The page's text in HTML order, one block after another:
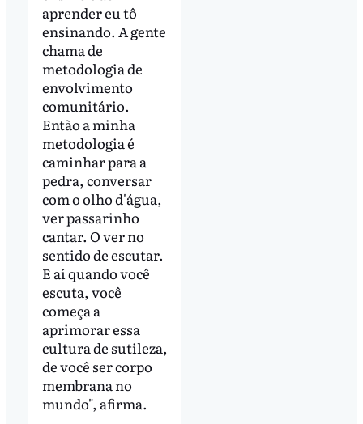
aprender eu tô
ensinando. A gente
chama de
metodologia de
envolvimento
comunitário.
Então a minha
metodologia é
caminhar para a
pedra, conversar
com o olho d'água,
ver passarinho
cantar. O ver no
sentido de escutar.
E aí quando você
escuta, você
começa a
aprimorar essa
cultura de sutileza,
de você ser corpo
membrana no
mundo", afirma.